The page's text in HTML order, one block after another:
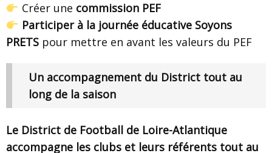
Créer une commission PEF
Participer à la journée éducative Soyons
PRETS pour mettre en avant les valeurs du PEF
Un accompagnement du District tout au
long de la saison
Le District de Football de Loire-Atlantique
accompagne les clubs et leurs référents tout au